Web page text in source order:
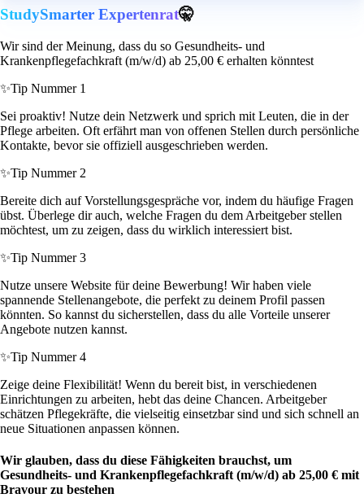
StudySmarter Expertenrat🤫
Wir sind der Meinung, dass du so Gesundheits- und
Krankenpflegefachkraft (m/w/d) ab 25,00 € erhalten könntest
✨Tip Nummer 1
Sei proaktiv! Nutze dein Netzwerk und sprich mit Leuten, die in der
Pflege arbeiten. Oft erfährt man von offenen Stellen durch persönliche
Kontakte, bevor sie offiziell ausgeschrieben werden.
✨Tip Nummer 2
Bereite dich auf Vorstellungsgespräche vor, indem du häufige Fragen
übst. Überlege dir auch, welche Fragen du dem Arbeitgeber stellen
möchtest, um zu zeigen, dass du wirklich interessiert bist.
✨Tip Nummer 3
Nutze unsere Website für deine Bewerbung! Wir haben viele
spannende Stellenangebote, die perfekt zu deinem Profil passen
könnten. So kannst du sicherstellen, dass du alle Vorteile unserer
Angebote nutzen kannst.
✨Tip Nummer 4
Zeige deine Flexibilität! Wenn du bereit bist, in verschiedenen
Einrichtungen zu arbeiten, hebt das deine Chancen. Arbeitgeber
schätzen Pflegekräfte, die vielseitig einsetzbar sind und sich schnell an
neue Situationen anpassen können.
Wir glauben, dass du diese Fähigkeiten brauchst, um
Gesundheits- und Krankenpflegefachkraft (m/w/d) ab 25,00 € mit
Bravour zu bestehen